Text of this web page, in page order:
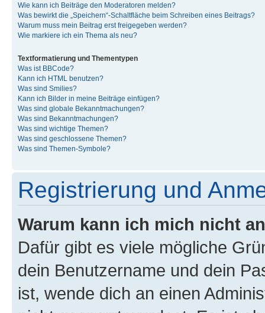
Wie kann ich Beiträge den Moderatoren melden?
Was bewirkt die „Speichern“-Schaltfläche beim Schreiben eines Beitrags?
Warum muss mein Beitrag erst freigegeben werden?
Wie markiere ich ein Thema als neu?
Textformatierung und Thementypen
Was ist BBCode?
Kann ich HTML benutzen?
Was sind Smilies?
Kann ich Bilder in meine Beiträge einfügen?
Was sind globale Bekanntmachungen?
Was sind Bekanntmachungen?
Was sind wichtige Themen?
Was sind geschlossene Themen?
Was sind Themen-Symbole?
Registrierung und
Warum kann ich mich nicht
Dafür gibt es viele mögliche
dein Benutzername und dein
ist, wende dich an einen